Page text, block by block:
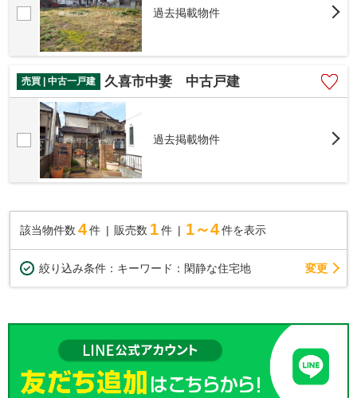
過去掲載物件
売買 | 中古一戸建 久喜市中妻 中古戸建
過去掲載物件
該当物件数 4件 販売数 1 件 1～4 件を表示
絞り込み条件： キーワード：閑静な住宅地 変更